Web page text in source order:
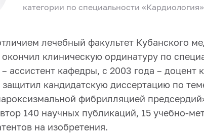
категории по специальности
лечебный факультет Кубанского
окончил клиническую ординатуру по
ассистент кафедры, с 2003 года – доцент
защитил кандидатскую диссертацию по
фибрилляцией
140 научных публикаций, 15 учебно-
на изобретения.